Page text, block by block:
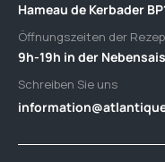
Hameau de Kerbader
Öffnungszeiten der
9h-19h in der
Schreiben Sie uns